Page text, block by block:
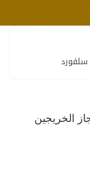
الخريجين